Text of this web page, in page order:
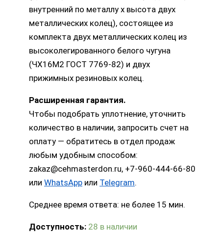
внутренний по металлу х высота двух
металлических колец), состоящее из
комплекта двух металлических колец из
высоколегированного белого чугуна
(ЧХ16М2 ГОСТ 7769-82) и двух
прижимных резиновых колец.
Расширенная гарантия.
Чтобы подобрать уплотнение, уточнить
количество в наличии, запросить счет на
оплату — обратитесь в отдел продаж
любым удобным способом:
zakaz@cehmasterdon.ru, +7-960-444-66-80
или WhatsApp или Telegram.
Среднее время ответа: не более 15 мин.
Доступность: 28 в наличии
мм